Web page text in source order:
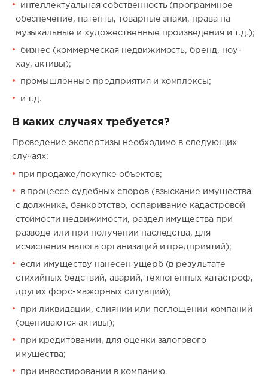
интеллектуальная собственность (программное
обеспечение, патенты, товарные знаки, права на
музыкальные и художественные произведения и т.д.);
бизнес (коммерческая недвижимость, бренд, ноу-
хау, активы);
промышленные предприятия и комплексы;
и т.д.
В каких случаях требуется?
Проведение экспертизы необходимо в следующих
случаях:
при продаже/покупке объектов;
в процессе судебных споров (взыскание имущества
с должника, банкротство, оспаривание кадастровой
стоимости недвижимости, раздел имущества при
разводе или при получении наследства, для
исчисления налога организаций и предприятий);
если имуществу нанесен ущерб (в результате
стихийных бедствий, аварий, техногенных катастроф,
других форс-мажорных ситуаций);
при ликвидации, слиянии или поглощении компаний
(оцениваются активы);
при кредитовании, для оценки залогового
имущества;
при инвестировании в компанию.